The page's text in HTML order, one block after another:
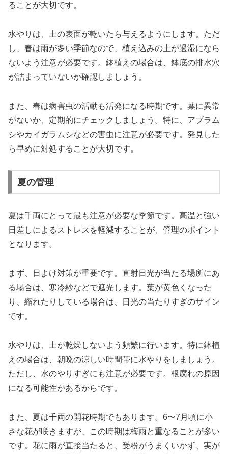
ることが大切です。
水やりは、土の表面が乾いたら与えるようにします。ただ
し、春は雨が多い季節なので、植え込みの土が過湿になら
ないよう注意が必要です。鉢植えの場合は、鉢底の排水穴
が詰まっていないか確認しましょう。
また、春は病害虫の活動も活発になる時期です。葉に異常
がないか、定期的にチェックしましょう。特に、アブラム
シやカイガラムシなどの害虫に注意が必要です。発見した
ら早めに対処することが大切です。
夏の管理
夏は千両にとって最も注意が必要な季節です。高温と強い
日差しによるストレスを軽減することが、管理のポイント
となります。
まず、日よけ対策が重要です。直射日光が当たる場所にあ
る場合は、寒冷紗などで遮光します。葉が黄色くなった
り、縮れたりしている場合は、日光の当たりすぎのサイン
です。
水やりは、土が乾燥しないよう頻繁に行います。特に鉢植
えの場合は、朝晩の涼しい時間帯に水やりをしましょう。
ただし、水のやりすぎにも注意が必要です。根腐れの原因
になる可能性があるからです。
また、夏は千両の開花時期でもあります。6〜7月頃に小
さな花が咲きますが、この時期は梅雨と重なることが多い
です。花に雨が直接当たると、受粉がうまくいかず、実が